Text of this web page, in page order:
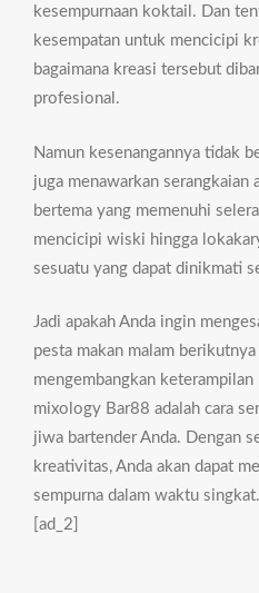
kesempurnaan koktail. Dan
kesempatan untuk mencicipi
bagaimana kreasi tersebut
profesional.
Namun kesenangannya tidak
juga menawarkan serangkaian
bertema yang memenuhi
mencicipi wiski hingga
sesuatu yang dapat dinikmati
Jadi apakah Anda ingin
pesta makan malam
mengembangkan
mixology Bar88 adalah cara
jiwa bartender Anda. Dengan
kreativitas, Anda akan dapat
sempurna dalam waktu
[ad_2]